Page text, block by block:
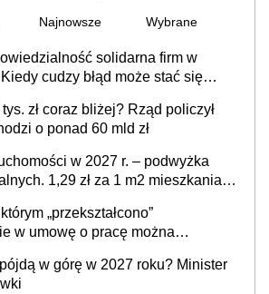
Najnowsze Wybrane
solidarna firm w
cudzy błąd może stać się
zł coraz bliżej? Rząd policzył
o ponad 60 mld zł
w 2027 r. – podwyżka
1,29 zł za 1 m2 mieszkania,
gospodarczej
„przekształcono”
w umowę o pracę można
racjonalnym wyjściem
w górę w 2027 roku? Minister